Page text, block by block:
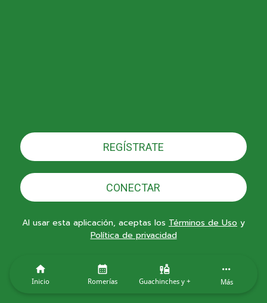
REGÍSTRATE
CONECTAR
Al usar esta aplicación, aceptas los Términos de Uso y
Política de privacidad
Inicio Romerías Guachinches y + Más